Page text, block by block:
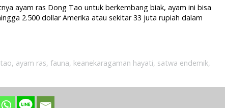
ayam ras Dong Tao untuk berkembang biak, ayam ini bisa
2.500 dollar Amerika atau sekitar 33 juta rupiah dalam
, ayam ras, fauna, keanekaragaman hayati, satwa endemik,